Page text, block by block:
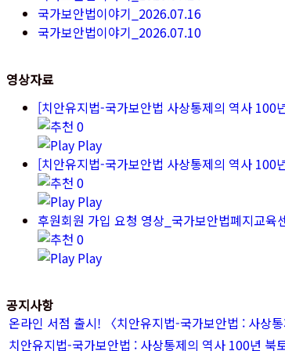
국가보안법이야기_2026.07.16
국가보안법이야기_2026.07.10
영상자료
[치안유지법-국가보안법 사상통제의 역사 100
0
Play
[치안유지법-국가보안법 사상통제의 역사 100
0
Play
후원회원 가입 요청 영상_국가보안법폐지교육
0
Play
공지사항
온라인 서점 출시! 〈치안유지법-국가보안법 : 사상통
치안유지법-국가보안법 : 사상통제의 역사 100년 북